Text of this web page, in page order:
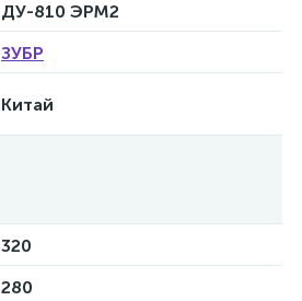
ДУ-810 ЭРМ2
ЗУБР
Китай
320
280